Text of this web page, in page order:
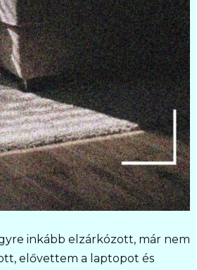
inkább elzárkózott, már nem
elővettem a laptopot és